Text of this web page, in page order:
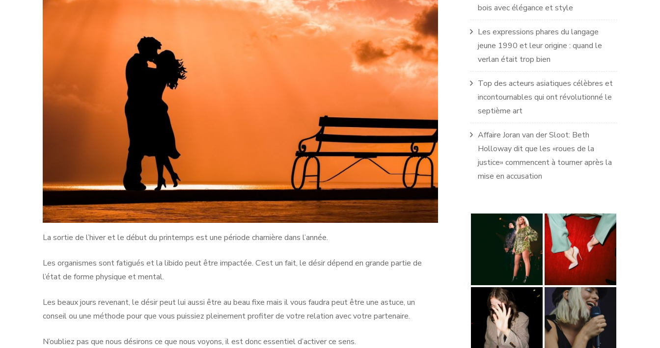
La sortie de l’hiver et le début du printemps est une période charnière dans l’année.
Les organismes sont fatigués et la libido peut être impactée. C’est un fait, le désir dépend en grande partie de
l’état de forme physique et mental.
Les beaux jours revenant, le désir peut lui aussi être au beau fixe mais il vous faudra peut être une astuce, un
conseil ou une méthode pour que vous puissiez pleinement profiter de votre relation avec votre partenaire.
N’oubliez pas que nous désirons ce que nous voyons, il est donc essentiel d’activer ce sens.
bois avec élégance et style
Les expressions phares du langage
jeune 1990 et leur origine : quand le
verlan était trop bien
Top des acteurs asiatiques célèbres et
incontournables qui ont révolutionné le
septième art
Affaire Joran van der Sloot: Beth
Holloway dit que les «roues de la
justice» commencent à tourner après la
mise en accusation